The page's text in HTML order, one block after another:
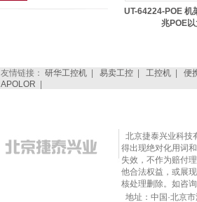
UT-64224-POE 机
兆POE以
友情链接： 研华工控机| 易卖工控| 工控机| 便
APOLOR
北京捷泰兴业科技
得出现绝对化用词
失效，不作为赔付
他合法权益，或展
核处理删除。如咨
地址：中国·北京